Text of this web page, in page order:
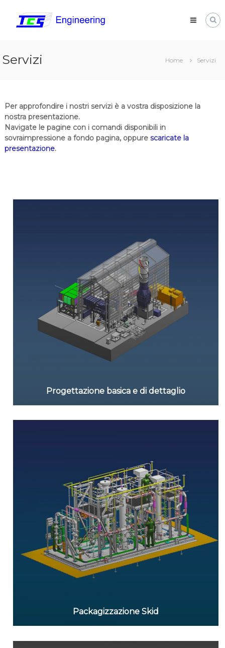
contenuti
Tecno
Cad
Servizi Home Servizi
Per approfondire i nostri servizi è a vostra disposizione la
nostra presentazione.
Navigate le pagine con i comandi disponibili in
sovraimpressione a fondo pagina, oppure scaricate la
presentazione.
Progettazione basica e di dettaglio
Packagizzazione Skid